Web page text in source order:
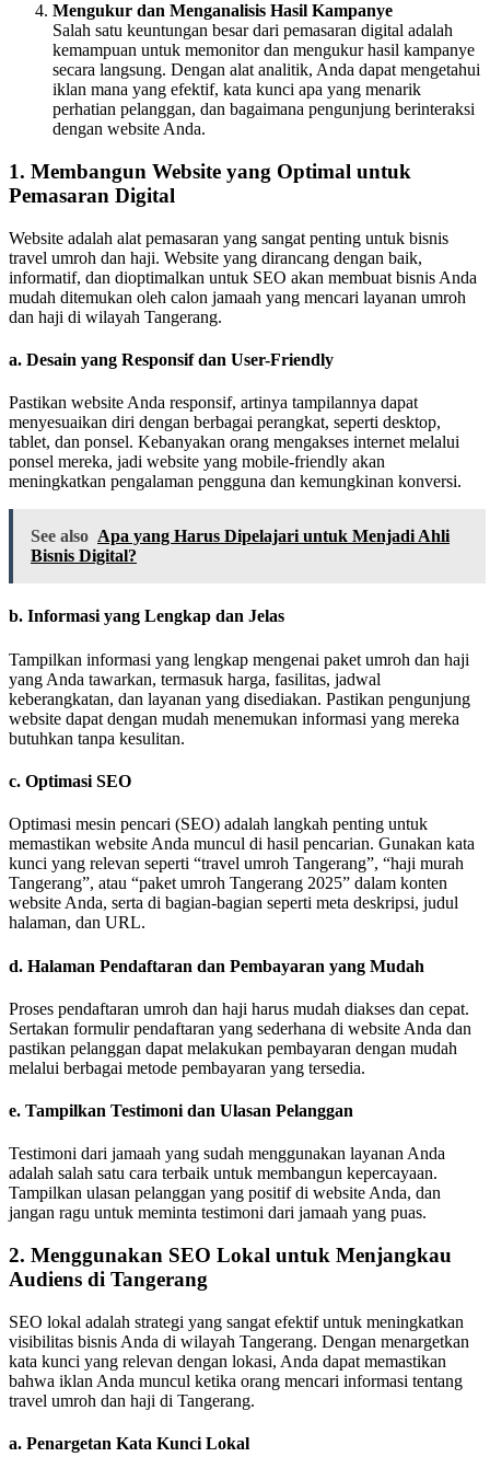
Mengukur dan Menganalisis Hasil Kampanye
Salah satu keuntungan besar dari pemasaran digital adalah
kemampuan untuk memonitor dan mengukur hasil kampanye
secara langsung. Dengan alat analitik, Anda dapat mengetahui
iklan mana yang efektif, kata kunci apa yang menarik
perhatian pelanggan, dan bagaimana pengunjung berinteraksi
dengan website Anda.
1. Membangun Website yang Optimal untuk
Pemasaran Digital
Website adalah alat pemasaran yang sangat penting untuk bisnis
travel umroh dan haji. Website yang dirancang dengan baik,
informatif, dan dioptimalkan untuk SEO akan membuat bisnis Anda
mudah ditemukan oleh calon jamaah yang mencari layanan umroh
dan haji di wilayah Tangerang.
a. Desain yang Responsif dan User-Friendly
Pastikan website Anda responsif, artinya tampilannya dapat
menyesuaikan diri dengan berbagai perangkat, seperti desktop,
tablet, dan ponsel. Kebanyakan orang mengakses internet melalui
ponsel mereka, jadi website yang mobile-friendly akan
meningkatkan pengalaman pengguna dan kemungkinan konversi.
See also Apa yang Harus Dipelajari untuk Menjadi Ahli
Bisnis Digital?
b. Informasi yang Lengkap dan Jelas
Tampilkan informasi yang lengkap mengenai paket umroh dan haji
yang Anda tawarkan, termasuk harga, fasilitas, jadwal
keberangkatan, dan layanan yang disediakan. Pastikan pengunjung
website dapat dengan mudah menemukan informasi yang mereka
butuhkan tanpa kesulitan.
c. Optimasi SEO
Optimasi mesin pencari (SEO) adalah langkah penting untuk
memastikan website Anda muncul di hasil pencarian. Gunakan kata
kunci yang relevan seperti “travel umroh Tangerang”, “haji murah
Tangerang”, atau “paket umroh Tangerang 2025” dalam konten
website Anda, serta di bagian-bagian seperti meta deskripsi, judul
halaman, dan URL.
d. Halaman Pendaftaran dan Pembayaran yang Mudah
Proses pendaftaran umroh dan haji harus mudah diakses dan cepat.
Sertakan formulir pendaftaran yang sederhana di website Anda dan
pastikan pelanggan dapat melakukan pembayaran dengan mudah
melalui berbagai metode pembayaran yang tersedia.
e. Tampilkan Testimoni dan Ulasan Pelanggan
Testimoni dari jamaah yang sudah menggunakan layanan Anda
adalah salah satu cara terbaik untuk membangun kepercayaan.
Tampilkan ulasan pelanggan yang positif di website Anda, dan
jangan ragu untuk meminta testimoni dari jamaah yang puas.
2. Menggunakan SEO Lokal untuk Menjangkau
Audiens di Tangerang
SEO lokal adalah strategi yang sangat efektif untuk meningkatkan
visibilitas bisnis Anda di wilayah Tangerang. Dengan menargetkan
kata kunci yang relevan dengan lokasi, Anda dapat memastikan
bahwa iklan Anda muncul ketika orang mencari informasi tentang
travel umroh dan haji di Tangerang.
a. Penargetan Kata Kunci Lokal